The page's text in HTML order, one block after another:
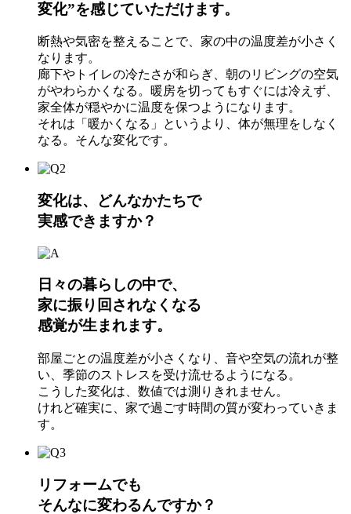
変化”を感じていただけます。
断熱や気密を整えることで、家の中の温度差が小さく
なります。
廊下やトイレの冷たさが和らぎ、朝のリビングの空気
がやわらかくなる。暖房を切ってもすぐには冷えず、
家全体が穏やかに温度を保つようになります。
それは「暖かくなる」というより、体が無理をしなく
なる。そんな変化です。
変化は、どんなかたちで
実感できますか？
日々の暮らしの中で、
家に振り回されなくなる
感覚が生まれます。
部屋ごとの温度差が小さくなり、音や空気の流れが整
い、季節のストレスを受け流せるようになる。
こうした変化は、数値では測りきれません。
けれど確実に、家で過ごす時間の質が変わっていきま
す。
リフォームでも
そんなに変わるんですか？